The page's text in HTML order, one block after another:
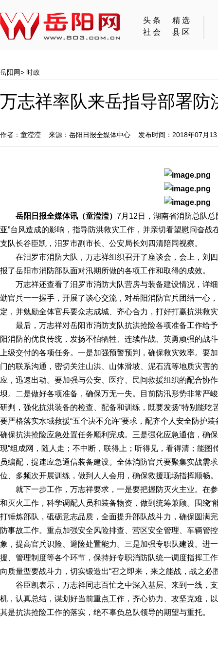
头条
精选
社会
县区
岳阳网> 时政
万志祥率队来岳指导部署防
作者：童滢滢 来源：岳阳日报全媒体中心 发布时间：2018年07月
岳阳日报全媒体讯（童滢滢） 7月12日，湖南省消防总队
亚”台风造成的影响，指导防洪救灾工作，并亲切看望慰问奋
支队长谷臣凯，汨罗市副市长、公安局长刘四清陪同视察。
在汨罗市消防大队，万志祥组织召开了座谈会，会上，刘
报了岳阳市消防部队面对汛期所做的各项工作和取得的成效。
万志祥还查看了汨罗市消防大队营房与装备建设情况，详
勤官兵一一握手，开展了谈心交流，对岳阳消防官兵团结一心
定，并勉励全体官兵要众志成城、齐心合力，打好打赢抗洪救
最后，万志祥对岳阳市消防支队抗洪抢险各项准备工作给
阳消防的优良传统，发扬不怕牺牲、连续作战、英勇顽强的战
上级交付的各项任务。一是加强预警预判，确保救灾效率。要
门的联系沟通，密切关注山洪、山体滑坡、泥石流等地质灾害
应，迅速出动。要加强与公安、医疗、民间救援组织的配合协
坝。二是做好各项准备，确保万无一失。目前防汛形势非常严
研判，强化抗洪装备的检查、配备和训练，既要发扬“特别能吃
要严格落实水域救援“五个决不允许”要求，配齐个人安全防护
确保抗洪抢险应急处置任务顺利完成。三是强化应急通信，确
现“组成网，随人走；不中断，联得上；听得见，看得清；能图
员编配，提速应急通信装备建设。全体消防官兵要聚集实战需
位、多频次开展训练，做到人人会用，确保救援现场指挥顺畅。
就下一步工作，万志祥要求，一是要把握防灭火主业。在
和灭火工作，科学调配人员和装备物资，做到统筹兼顾。围绕“
打锤炼部队，砥砺意志品质，全面提升部队战斗力，确保圆满
防事故工作。重点加强安全风险排查、营区安全管理、车辆管
象，提高官兵识险、避险处置能力。三是加强专职队建设。进
援、管理制度等各个环节，保持好专职消防队统一调度指挥工
向质量型要战斗力，切实锻造出“召之即来，来之能战，战之必
谷臣凯表示，万志祥同志百忙之中深入基层、来到一线，
机，认真总结，谋划好当前重点工作，齐心协力、攻坚克难，
其是抗洪抢险工作的落实，绝不辜负总队领导的期望与重托。